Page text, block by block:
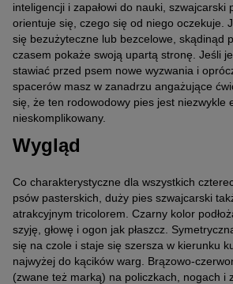
inteligencji i zapałowi do nauki, szwajcarski
orientuje się, czego się od niego oczekuje.
się bezużyteczne lub bezcelowe, skądinąd
czasem pokaże swoją upartą stronę. Jeśli
stawiać przed psem nowe wyzwania i
spacerów masz w zanadrzu angażujące
się, że ten rodowodowy pies jest niezwykle
nieskomplikowany.
Wygląd
Co charakterystyczne dla wszystkich
psów pasterskich, duży pies szwajcarski
atrakcyjnym tricolorem. Czarny kolor
szyję, głowę i ogon jak płaszcz.
się na czole i staje się szersza w kierunku
najwyżej do kącików warg. Brązowo-
(zwane też marką) na policzkach, nogach i